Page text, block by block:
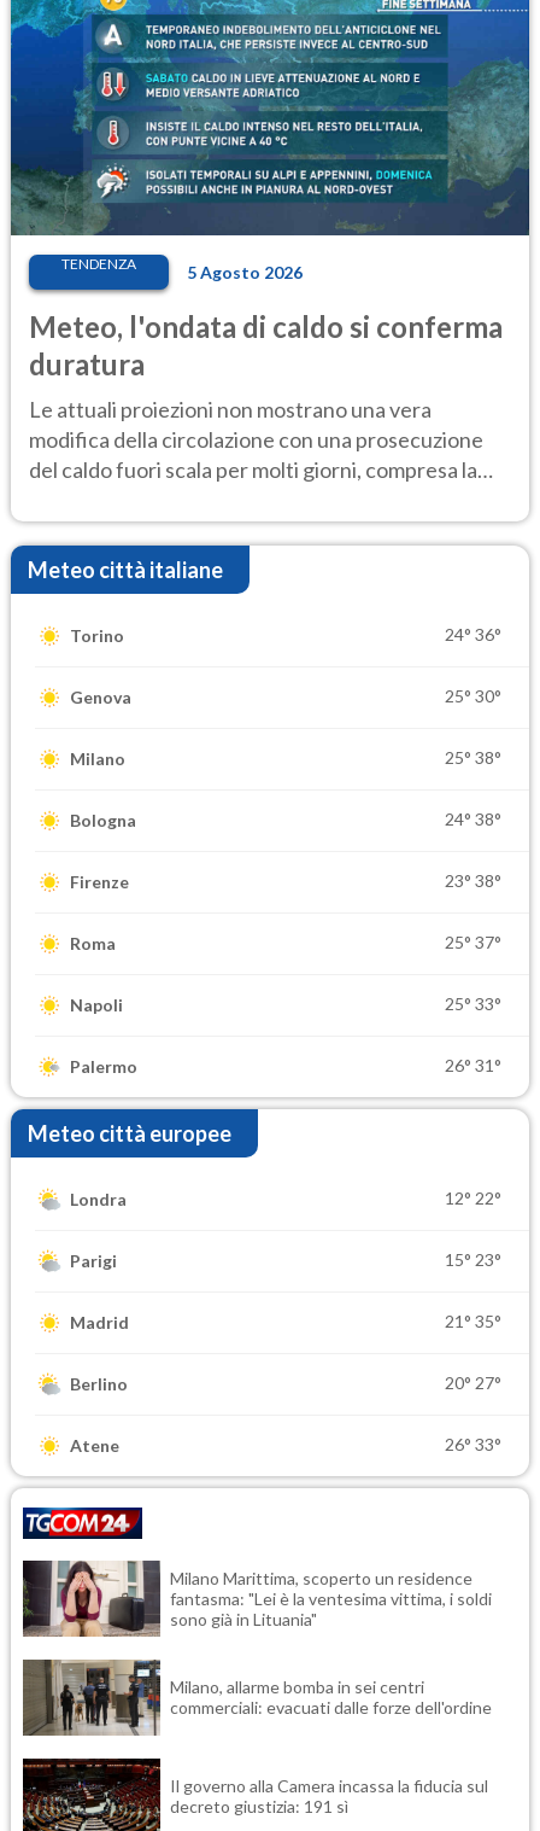
TENDENZA 5 Agosto 2026
Meteo, l'ondata di caldo si conferma
duratura
Le attuali proiezioni non mostrano una vera
modifica della circolazione con una prosecuzione
del caldo fuori scala per molti giorni, compresa la
Meteo città italiane
Torino 24° 36°
Genova 25° 30°
Milano 25° 38°
Bologna 24° 38°
Firenze 23° 38°
Roma 25° 37°
Napoli 25° 33°
Palermo 26° 31°
Meteo città europee
Londra 12° 22°
Parigi 15° 23°
Madrid 21° 35°
Berlino 20° 27°
Atene 26° 33°
Milano Marittima, scoperto un residence
fantasma: "Lei è la ventesima vittima, i soldi
sono già in Lituania"
Milano, allarme bomba in sei centri
commerciali: evacuati dalle forze dell'ordine
Il governo alla Camera incassa la fiducia sul
decreto giustizia: 191 sì